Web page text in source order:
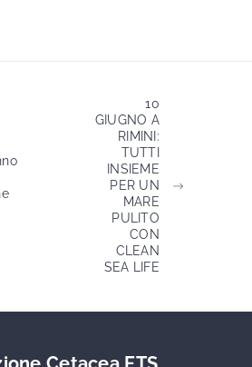
10
GIUGNO A
RIMINI:
TUTTI
INSIEME
PER UN
MARE
PULITO
CON
CLEAN
SEA LIFE